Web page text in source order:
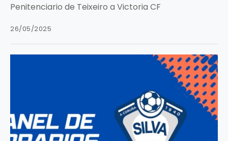
Penitenciario de Teixeiro a Victoria CF
26/05/2025